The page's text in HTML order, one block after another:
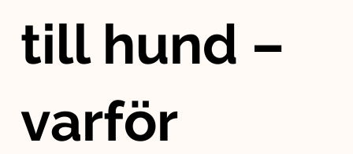
till hund –
varför